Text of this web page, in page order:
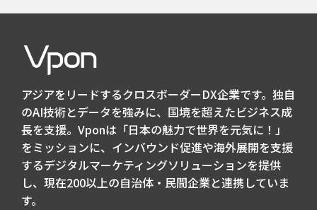
アジアをリードするクロスボーダーDX企業です。独自
のAI技術とデータを強みに、国境を超えたビジネス成
長を支援。Vponは「日本の魅力で世界を元気に！」
をミッションに、インバウンド促進や海外展開を支援
するデジタルマーケティングソリューションを提供
し、現在200以上の自治体・民間企業と連携していま
す。